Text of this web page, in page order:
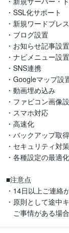
・SSL化サポート
・新規ワードプレ
・ブログ設置
・お知らせ記事設置
・ナビメニュー設置
・SNS連携
・Googleマップ設
・動画埋め込み
・ファビコン画像
・スマホ対応
・高速化
・バックアップ取得
・セキュリティ対策
・各種設定の最適化
■注意点
・14日以上ご連絡
・原則として途中
ご事情がある場